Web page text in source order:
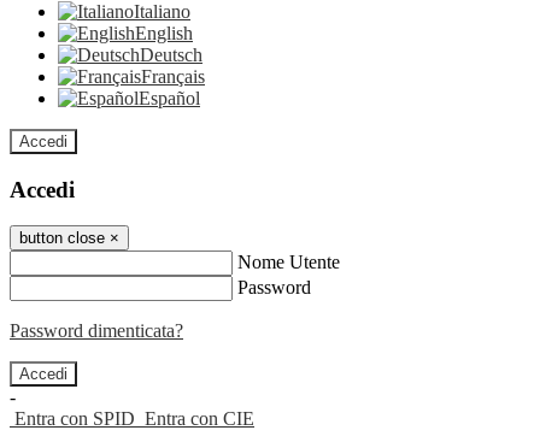
Italiano
English
Deutsch
Français
Español
Accedi
Accedi
button close ×
Nome Utente
Password
Password dimenticata?
-
Entra con SPID Entra con CIE